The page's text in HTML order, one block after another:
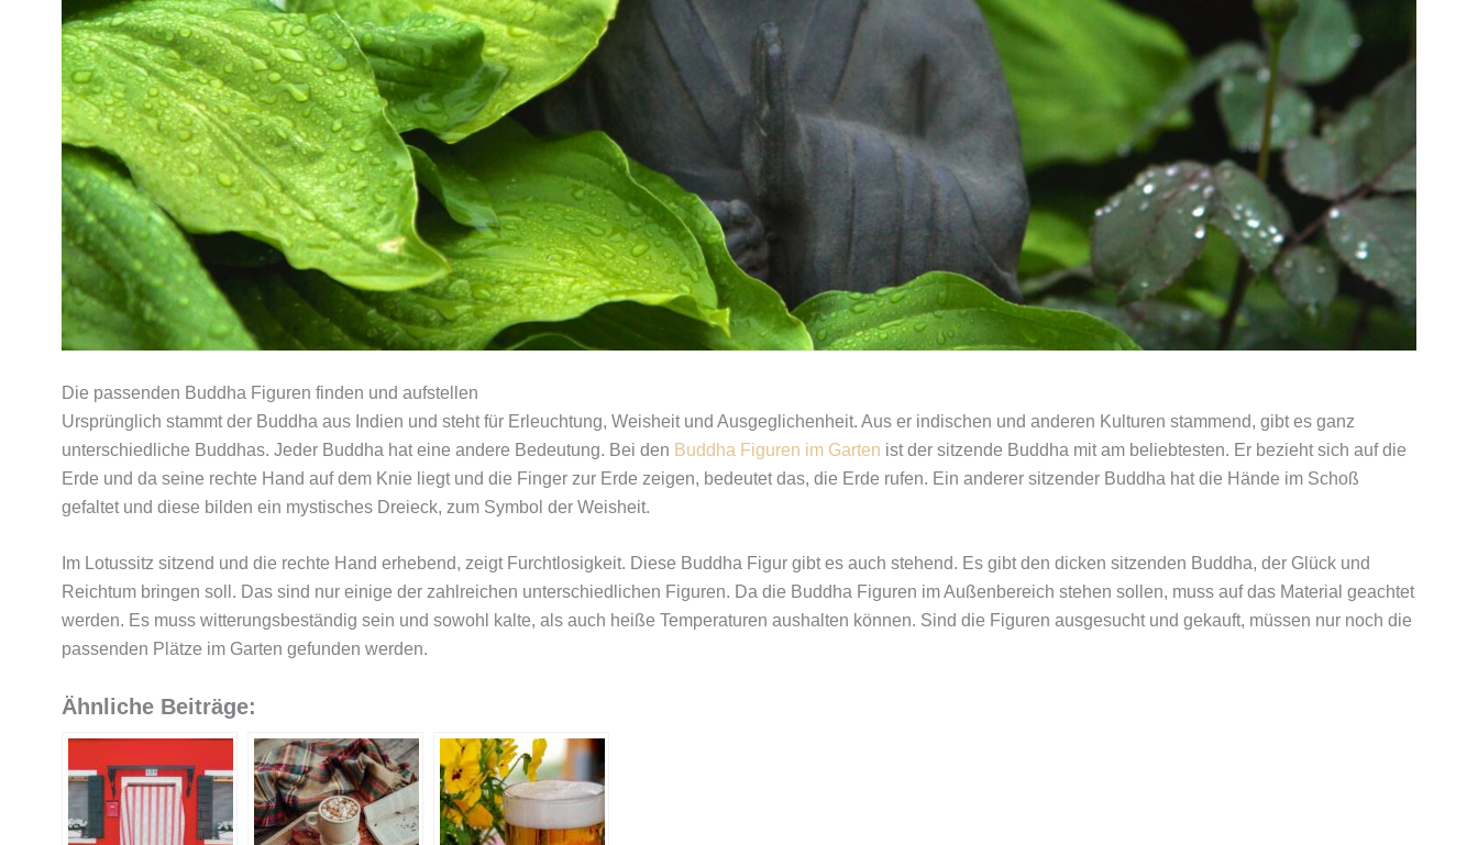
Die passenden Buddha Figuren finden und aufstellen
Ursprünglich stammt der Buddha aus Indien und steht für Erleuchtung, Weisheit und Ausgeglichenheit. Aus er indischen und anderen Kulturen stammend, gibt es ganz
unterschiedliche Buddhas. Jeder Buddha hat eine andere Bedeutung. Bei den Buddha Figuren im Garten ist der sitzende Buddha mit am beliebtesten. Er bezieht sich auf die
Erde und da seine rechte Hand auf dem Knie liegt und die Finger zur Erde zeigen, bedeutet das, die Erde rufen. Ein anderer sitzender Buddha hat die Hände im Schoß
gefaltet und diese bilden ein mystisches Dreieck, zum Symbol der Weisheit.
Im Lotussitz sitzend und die rechte Hand erhebend, zeigt Furchtlosigkeit. Diese Buddha Figur gibt es auch stehend. Es gibt den dicken sitzenden Buddha, der Glück und
Reichtum bringen soll. Das sind nur einige der zahlreichen unterschiedlichen Figuren. Da die Buddha Figuren im Außenbereich stehen sollen, muss auf das Material geachtet
werden. Es muss witterungsbeständig sein und sowohl kalte, als auch heiße Temperaturen aushalten können. Sind die Figuren ausgesucht und gekauft, müssen nur noch die
passenden Plätze im Garten gefunden werden.
Ähnliche Beiträge: